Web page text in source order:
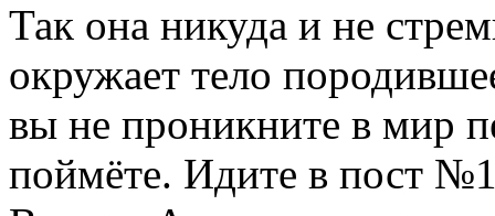
Так она никуда и не
окружает тело
вы не проникните в мир
поймёте. Идите в пост